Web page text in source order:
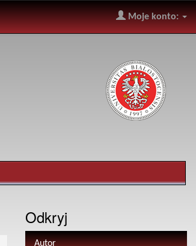
Moje konto:
Odkryj
Autor